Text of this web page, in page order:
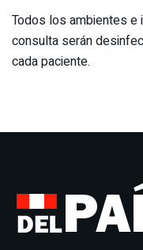
Todos los ambientes
consulta serán
cada paciente.